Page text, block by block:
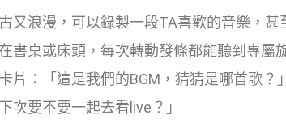
又浪漫，可以錄製一段TA喜歡的音樂，甚
書桌或床頭，每次轉動發條都能聽到專屬
片：「這是我們的BGM，猜猜是哪首歌？」
次要不要一起去看live？」